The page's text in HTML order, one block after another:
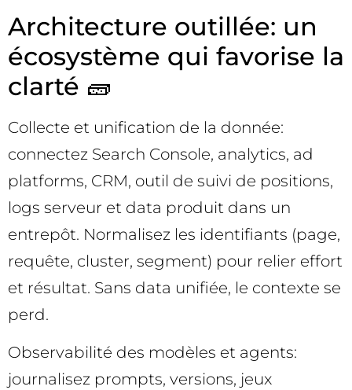
Architecture outillée: un
écosystème qui favorise la
clarté 🧱
Collecte et unification de la donnée:
connectez Search Console, analytics, ad
platforms, CRM, outil de suivi de positions,
logs serveur et data produit dans un
entrepôt. Normalisez les identifiants (page,
requête, cluster, segment) pour relier effort
et résultat. Sans data unifiée, le contexte se
perd.
Observabilité des modèles et agents:
journalisez prompts, versions, jeux